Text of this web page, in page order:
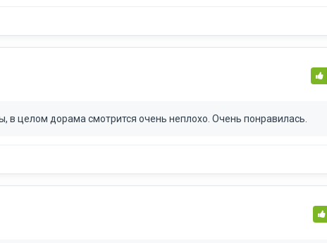
в целом дорама смотрится очень неплохо. Очень понравилась.